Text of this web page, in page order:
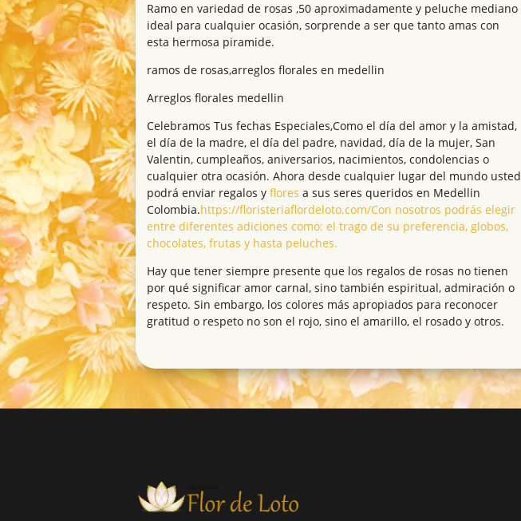
Ramo en variedad de rosas ,50 aproximadamente y peluche mediano
ideal para cualquier ocasión, sorprende a ser que tanto amas con
esta hermosa piramide.
ramos de rosas,arreglos florales en medellin
Arreglos florales medellin
Celebramos Tus fechas Especiales,Como el día del amor y la amistad,
el día de la madre, el día del padre, navidad, día de la mujer, San
Valentin, cumpleaños, aniversarios, nacimientos, condolencias o
cualquier otra ocasión. Ahora desde cualquier lugar del mundo usted
podrá enviar regalos y flores a sus seres queridos en Medellin
Colombia.https://floristeriaflordeloto.com/Con nosotros podrás elegir
entre diferentes adiciones como: el trago de su preferencia, globos,
chocolates, frutas y hasta peluches.
Hay que tener siempre presente que los regalos de rosas no tienen
por qué significar amor carnal, sino también espiritual, admiración o
respeto. Sin embargo, los colores más apropiados para reconocer
gratitud o respeto no son el rojo, sino el amarillo, el rosado y otros.